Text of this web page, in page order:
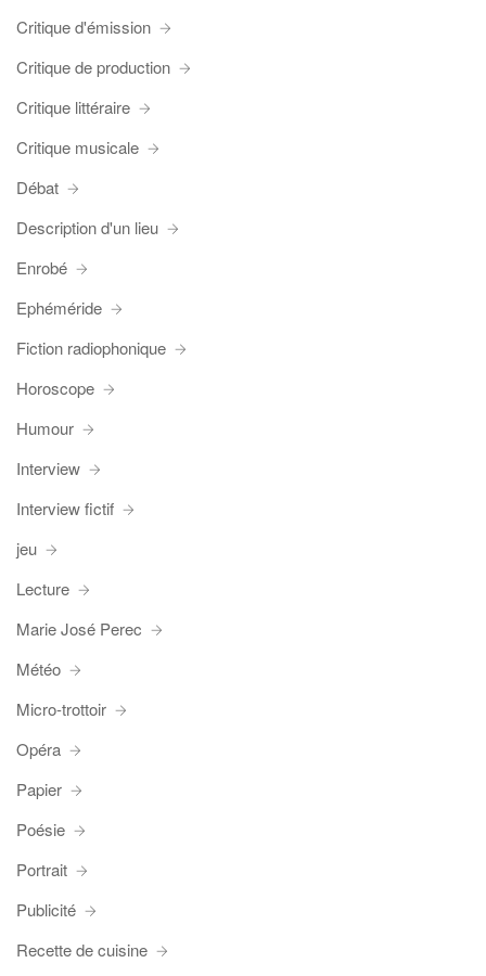
Critique d'émission
Critique de production
Critique littéraire
Critique musicale
Débat
Description d'un lieu
Enrobé
Ephéméride
Fiction radiophonique
Horoscope
Humour
Interview
Interview fictif
jeu
Lecture
Marie José Perec
Météo
Micro-trottoir
Opéra
Papier
Poésie
Portrait
Publicité
Recette de cuisine